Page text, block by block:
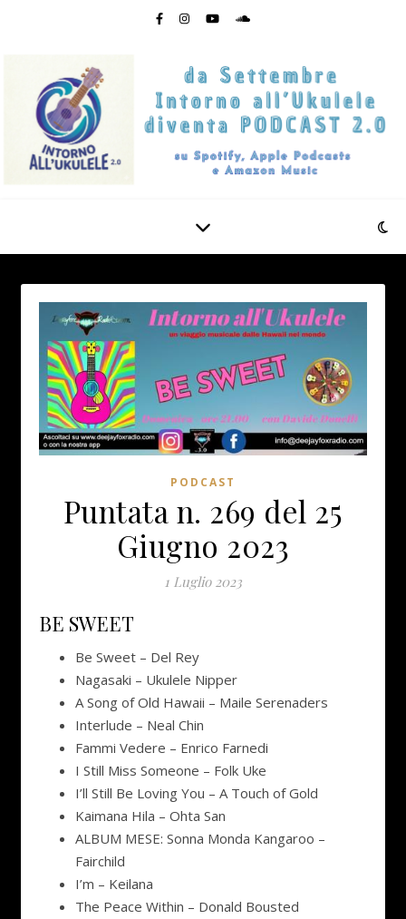
PODCAST
Puntata n. 269 del 25
Giugno 2023
1 Luglio 2023
BE SWEET
Be Sweet – Del Rey
Nagasaki – Ukulele Nipper
A Song of Old Hawaii – Maile Serenaders
Interlude – Neal Chin
Fammi Vedere – Enrico Farnedi
I Still Miss Someone – Folk Uke
I’ll Still Be Loving You – A Touch of Gold
Kaimana Hila – Ohta San
ALBUM MESE: Sonna Monda Kangaroo –
Fairchild
I’m – Keilana
The Peace Within – Donald Bousted